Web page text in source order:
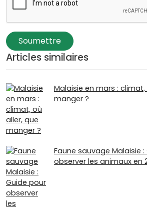
Soumettre
Articles similaires
Malaisie en mars : climat,
manger ?
Faune sauvage Malaisie
observer les animaux en